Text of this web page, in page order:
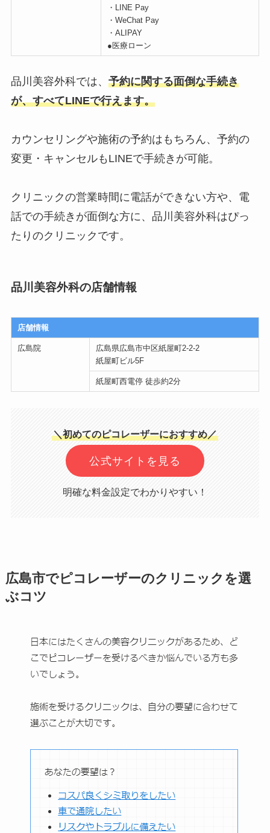
・LINE Pay
・WeChat Pay
・ALIPAY
●医療ローン
品川美容外科では、 予約に関する面倒な手続き
が、すべてLINEで行えます。
カウンセリングや施術の予約はもちろん、予約の
変更・キャンセルもLINEで手続きが可能。
クリニックの営業時間に電話ができない方や、電
話での手続きが面倒な方に、品川美容外科はぴっ
たりのクリニックです。
品川美容外科の店舗情報
店舗情報
広島院
広島県広島市中区紙屋町2-2-2
紙屋町ビル5F
紙屋町西電停 徒歩約2分
＼初めてのピコレーザーにおすすめ／
公式サイトを見る
明確な料金設定でわかりやすい！
広島市でピコレーザーのクリニックを選
ぶコツ